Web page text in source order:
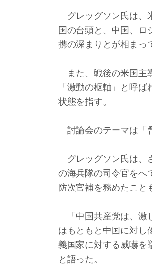
グレッグソン氏は、
国の台頭と、中国、ロ
携の深まりとが相まっ
また、戦後の米国主
「激動の枢軸」と呼
状態を指す。
討論会のテーマは「
グレッグソン氏は、
の海兵隊の司令官をへ
防次官補を務めたこと
「中国共産党は、激
はもともと中国に対し
義国家に対する威嚇を
と語った。